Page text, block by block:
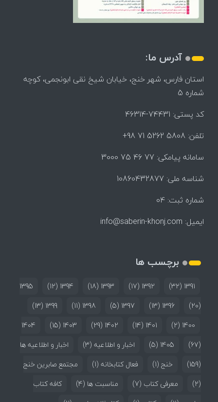
آدرس ما:
استان فارس، شهر خنج، خیابان شیخ نقی ابونجمی، کوچه
شماره 5
کد پستی: 74431-46314
تلفن: 5808 5262 71 98+
سامانه پیامکی: 77 46 75 3000
شناسه ملی: 10860432877
شماره ثبت: 04
ایمیل: info@saberin-khonj.com
برچسب ها
1391
(32)
1392
(17)
1393
(18)
1394
(12)
1395
(20)
1396
(13)
1397
(5)
1398
(11)
1399
(13)
1400
(2)
1401
(14)
1402
(29)
1403
(15)
1404
(67)
1405
(5) اخبار و اطلاعیه (3)
اخبار و اطلاعیه ها
(159)
خنج (1) فعال کتابخانه (1)
مجتمع صابرین خنج
(2)
معرفی کتاب (7) مناسبت ها (4)
کافه کتاب